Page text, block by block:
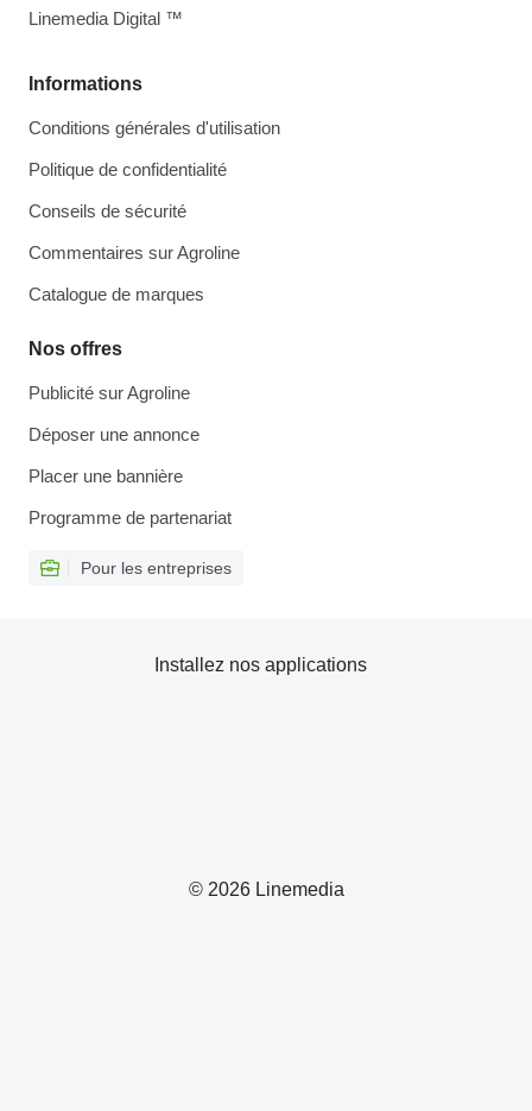
Informations
Conditions générales d'utilisation
Politique de confidentialité
Conseils de sécurité
Commentaires sur Agroline
Catalogue de marques
Nos offres
Publicité sur Agroline
Déposer une annonce
Placer une bannière
Programme de partenariat
Pour les entreprises
Linemedia Digital ™
© 2026 Linemedia
Installez nos applications